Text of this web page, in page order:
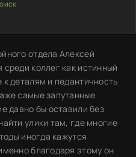
отдела Алексей
коллег как истинный
деталям и педантичность
самые запутанные
давно бы оставили без
улики там, где многие
иногда кажутся
благодаря этому он